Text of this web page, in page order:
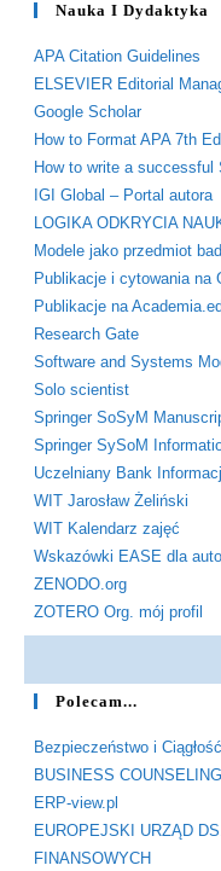
Nauka I Dydaktyka
APA Citation Guidelines
ELSEVIER Editorial
Google Scholar
How to Format APA 7th
How to write a
IGI Global – Portal autora
LOGIKA ODKRYCIA
Modele jako przedmiot
Publikacje i cytowania na
Publikacje na
Research Gate
Software and Systems
Solo scientist
Springer SoSyM
Springer SySoM
Uczelniany Bank
WIT Jarosław Żeliński
WIT Kalendarz zajęć
Wskazówki EASE dla
ZENODO.org
ZOTERO Org. mój profil
Polecam...
Bezpieczeństwo i
BUSINESS COUNSELING
ERP-view.pl
EUROPEJSKI URZĄD
FINANSOWYCH